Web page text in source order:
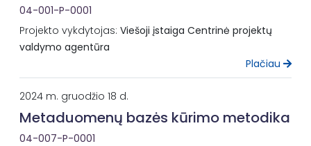
04-001-P-0001
Projekto vykdytojas: Viešoji įstaiga Centrinė projektų
valdymo agentūra
Plačiau
2024 m. gruodžio 18 d.
Metaduomenų bazės kūrimo metodika
04-007-P-0001